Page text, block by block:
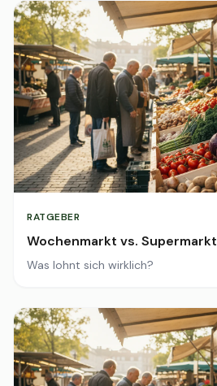
RATGEBER
Wochenmarkt vs. Supermarkt
Was lohnt sich wirklich?